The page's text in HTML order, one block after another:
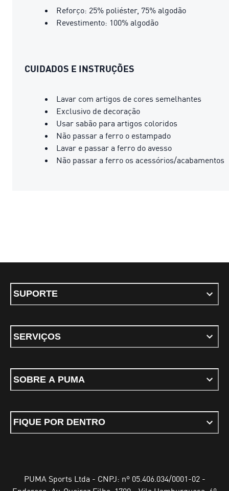
Reforço: 25% poliéster, 75% algodão
Revestimento: 100% algodão
CUIDADOS E INSTRUÇÕES
Lavar com artigos de cores semelhantes
Exclusivo de decoração
Usar sabão para artigos coloridos
Não passar a ferro o estampado
Lavar e passar a ferro do avesso
Não passar a ferro os acessórios/acabamentos
SUPORTE
SERVIÇOS
SOBRE A PUMA
FIQUE POR DENTRO
PUMA Sports Ltda - CNPJ: nº 05.406.034/0001-02 -